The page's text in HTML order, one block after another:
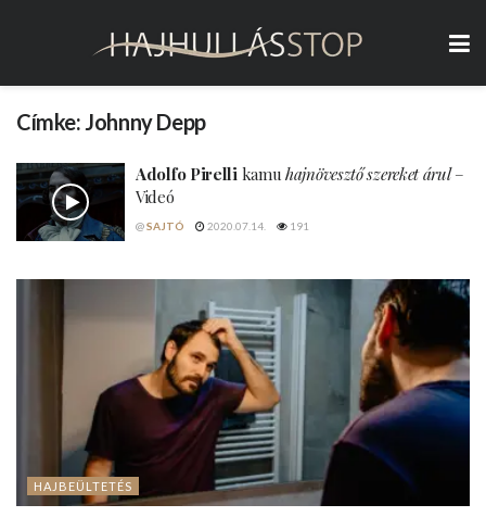
Címke: Johnny Depp
Adolfo Pirellikamuhajnövesztő szereket árul–
Videó
@SAJTÓ 2020.07.14. 191
HAJBEÜLTETÉS